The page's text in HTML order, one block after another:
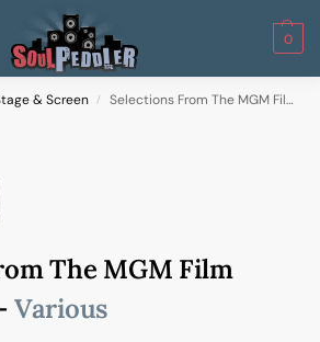
0
& Screen / Selections From The MGM Film „Showboat“
The MGM Film
Various